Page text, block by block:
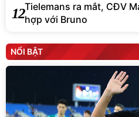
12Tielemans ra mắt, CĐV
hợp với Bruno
NỔI BẬT